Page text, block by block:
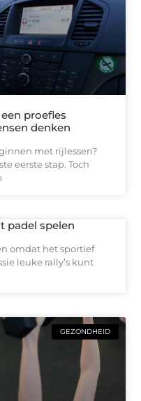
proefles
denken
met rijlessen?
eerste stap. Toch
padel spelen
omdat het sportief
leuke rally’s kunt
GEZONDHEID